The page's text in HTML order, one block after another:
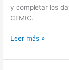
y completar los
CEMIC.
Turnos
CEMIC
Leer más »